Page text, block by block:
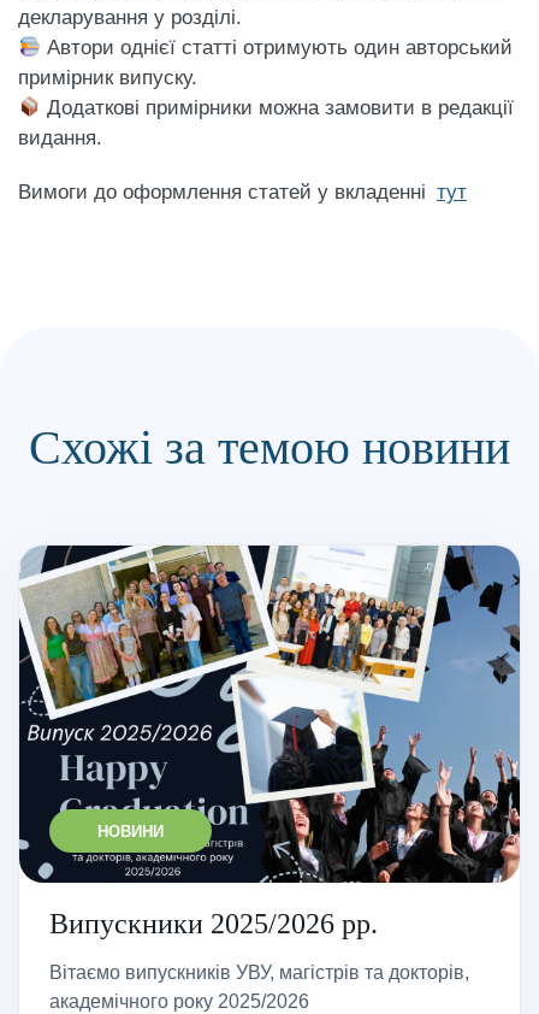
декларування у розділі.
Автори однієї статті отримують один авторський
примірник випуску.
Додаткові примірники можна замовити в редакції
видання.
Вимоги до оформлення статей у вкладенні тут
Схожі за темою новини
НОВИНИ
Випускники 2025/2026 рр.
Вітаємо випускників УВУ, магістрів та докторів,
академічного року 2025/2026